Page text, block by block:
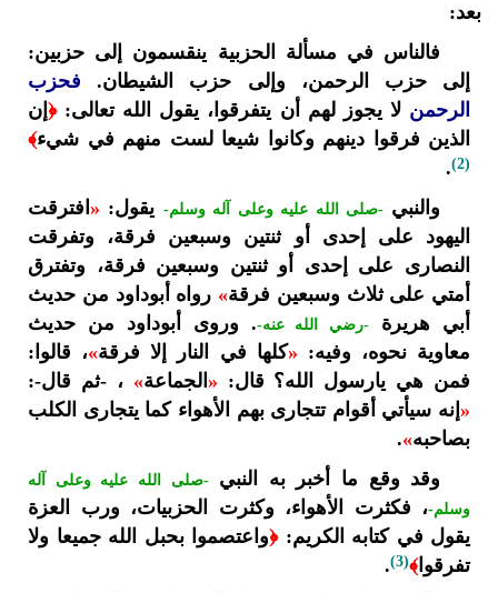
بعد:
فالناس في مسألة الحزبية ينقسمون إلى حزبين:
إلى حزب الرحمن، وإلى حزب الشيطان. فحزب
الرحمن لا يجوز لهم أن يتفرقوا، يقول الله تعالى:﴿ إن
الذين فرقوا دينهم وكانوا شيعا لست منهم في شيء﴾
(2)
.
والنبي-صلى الله عليه وعلى آله وسلم- يقول: « افترقت
اليهود على إحدى أو ثنتين وسبعين فرقة، وتفرقت
النصارى على إحدى أو ثنتين وسبعين فرقة، وتفترق
أمتي على ثلاث وسبعين فرقة» رواه أبوداود من حديث
أبي هريرة
-رضي الله عنه-. وروى أبوداود من حديث
معاوية نحوه، وفيه: «كلها في النار إلا فرقة»، قالوا:
فمن هي يارسول الله؟ قال: « الجماعة» ، -ثم قال-:
« إنه سيأتي أقوام تتجارى بهم الأهواء كما يتجارى الكلب
بصاحبه»
.
وقد وقع ما أخبر به النبي-صلى الله عليه وعلى آله
وسلم-، فكثرت الأهواء، وكثرت الحزبيات، ورب العزة
يقول في كتابه الكريم:﴿واعتصموا بحبل الله جميعا ولا
تفرقوا﴾(3)
.